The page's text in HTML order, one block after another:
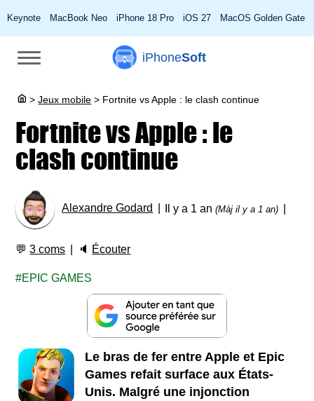
Keynote MacBook Neo iPhone 18 Pro iOS 27 MacOS Golden Gate
iPhoneSoft
> Jeux mobile > Fortnite vs Apple : le clash continue
Fortnite vs Apple : le
clash continue
Alexandre Godard Il y a 1 an(Màj il y a 1 an)
💬3 coms 🔈 Écouter
EPIC GAMES
Le bras de fer entre Apple et Epic
Games refait surface aux États-
Unis. Malgré une injonction